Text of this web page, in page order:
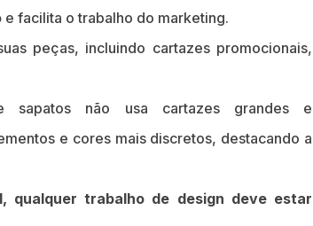
e facilita o trabalho do marketing.
peças, incluindo cartazes promocionais,
sapatos não usa cartazes grandes e
e cores mais discretos, destacando a
qualquer trabalho de design deve estar